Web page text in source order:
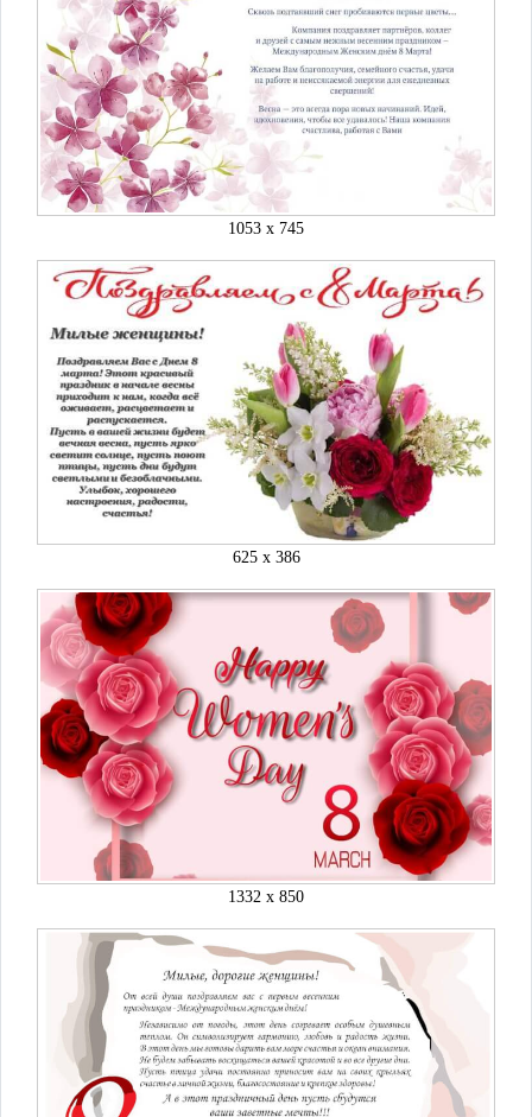
1053 x 745
625 x 386
1332 x 850